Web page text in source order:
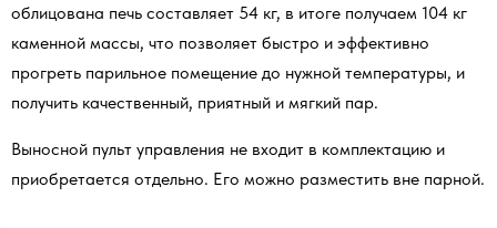
облицована печь составляет 54 кг, в итоге получаем 104 кг
каменной массы, что позволяет быстро и эффективно
прогреть парильное помещение до нужной температуры, и
получить качественный, приятный и мягкий пар.
Выносной пульт управления не входит в комплектацию и
приобретается отдельно. Его можно разместить вне парной.